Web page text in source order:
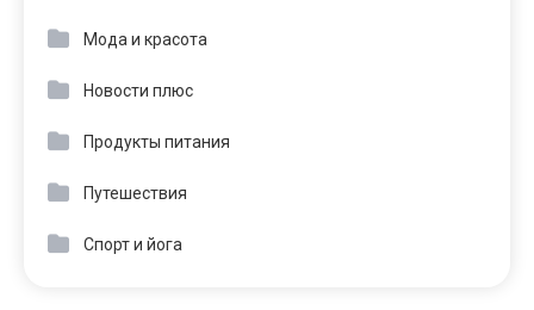
Мода и красота
Новости плюс
Продукты питания
Путешествия
Спорт и йога